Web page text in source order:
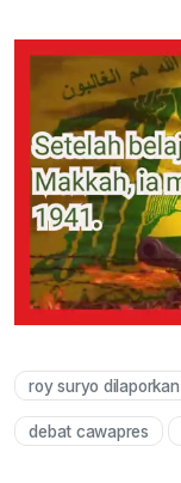
roy suryo dilaporkan
debat cawapres